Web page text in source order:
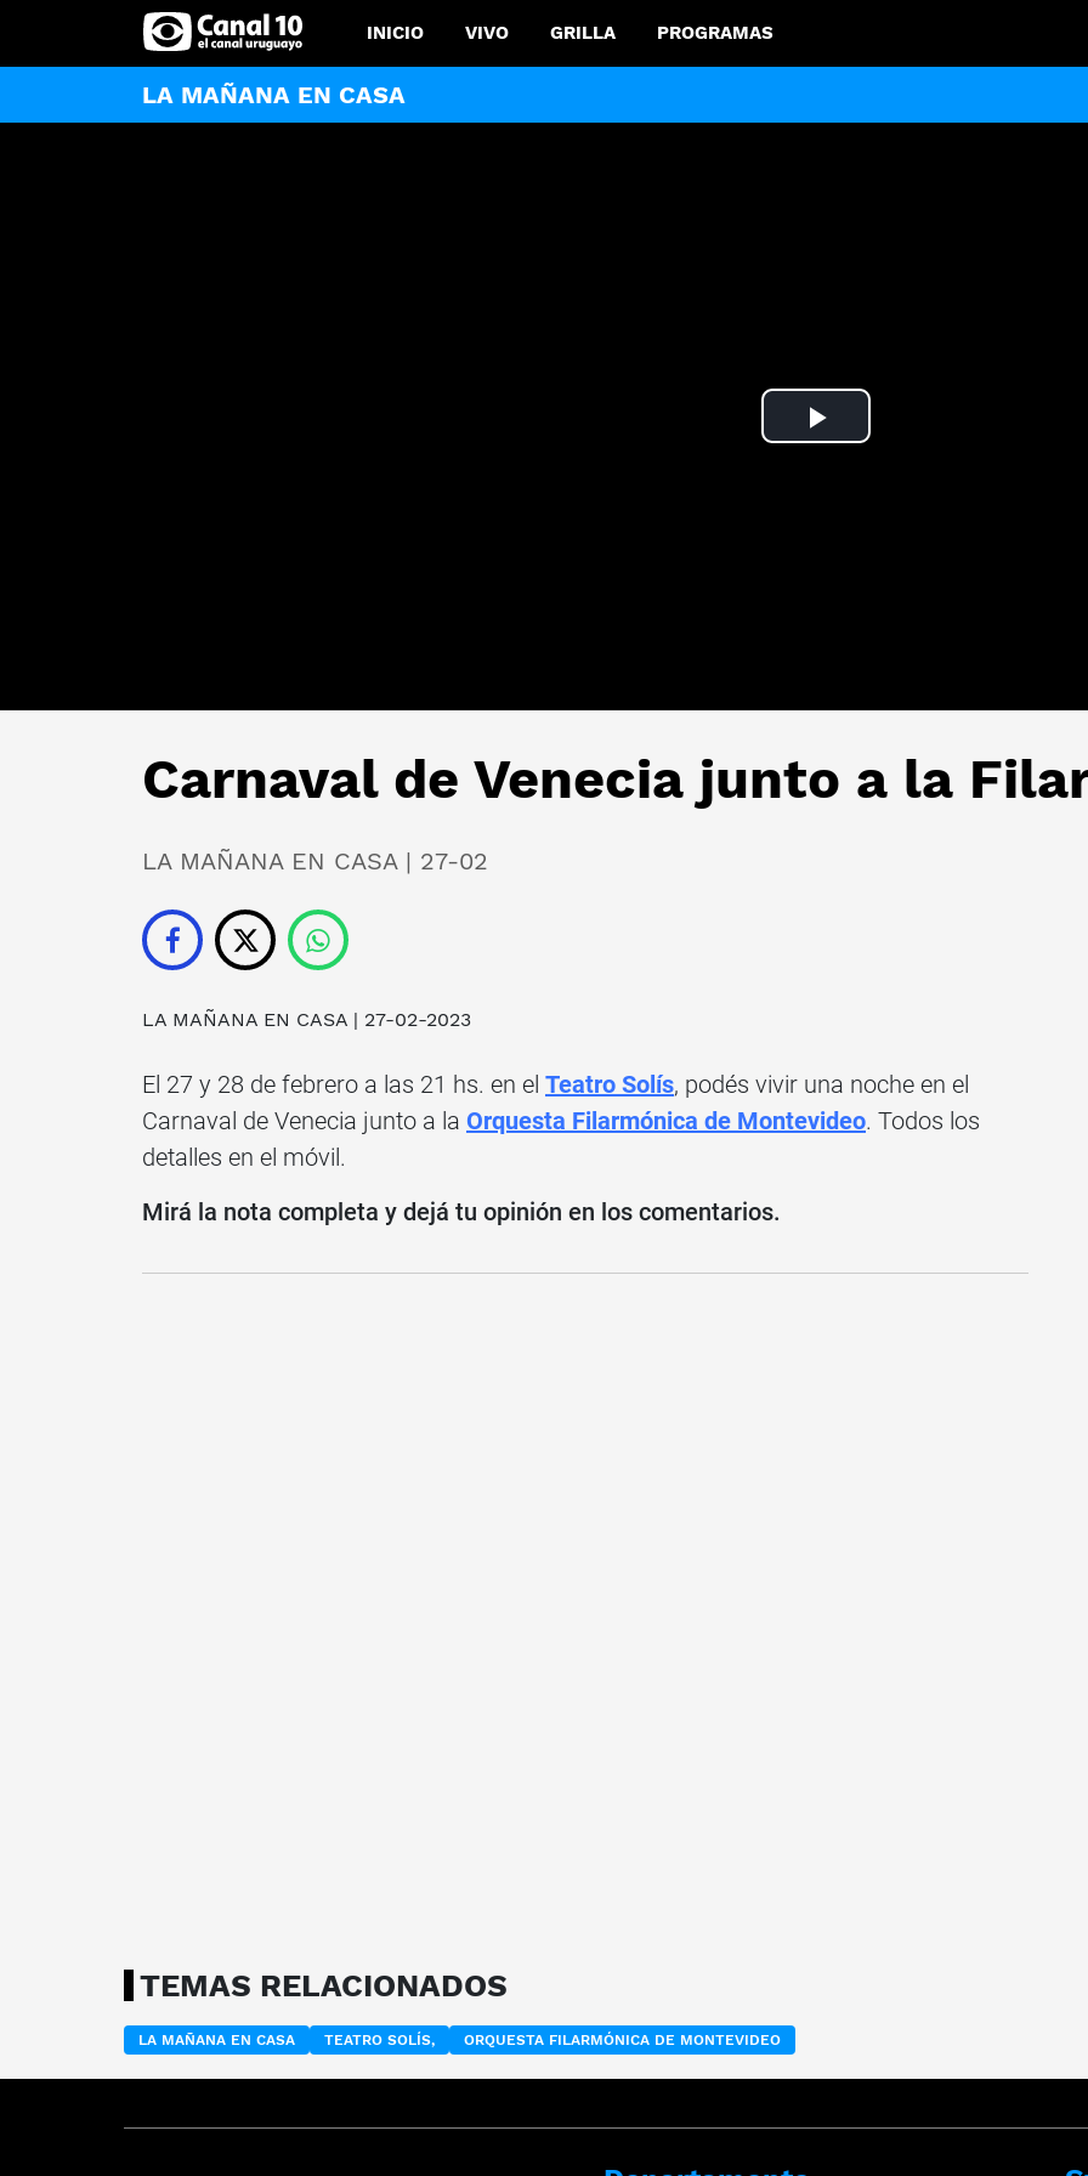
INICIO VIVO GRILLA PROGRAMAS
LA MAÑANA EN CASA
Play
Carnaval de Venecia junto a la
LA MAÑANA EN CASA | 27-02
LA MAÑANA EN CASA | 27-02-2023
El 27 y 28 de febrero a las 21 hs. en el Teatro Solís, podés vivir una noche en el
Carnaval de Venecia junto a la Orquesta Filarmónica de Montevideo. Todos los
detalles en el móvil.
Mirá la nota completa y dejá tu opinión en los comentarios.
TEMAS RELACIONADOS
LA MAÑANA EN CASA TEATRO SOLÍS, ORQUESTA FILARMÓNICA DE MONTEVIDEO